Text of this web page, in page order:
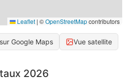
Leaflet | ©OpenStreetMapcontributors
Google Maps Vue satellite
2026